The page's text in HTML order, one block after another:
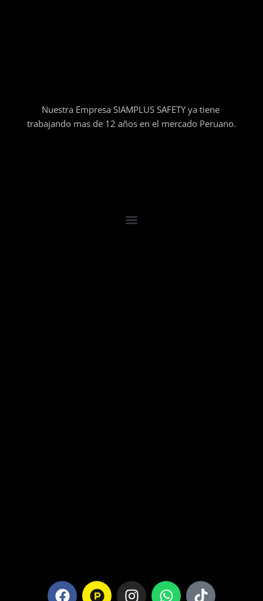
Nuestra Empresa SIAMPLUS SAFETY ya tiene
trabajando mas de 12 años en el mercado Peruano.